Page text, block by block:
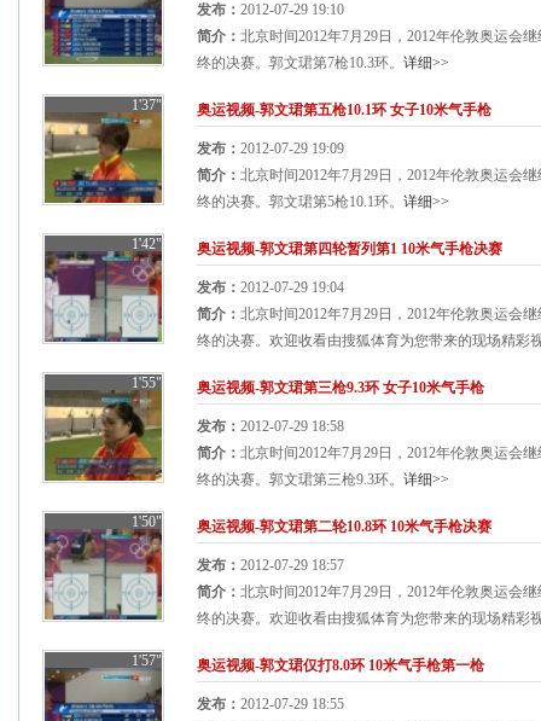
发布： 2012-07-29 19:10
简介： 北京时间2012年7月29日，2012年伦敦奥运会
终的决赛。郭文珺第7枪10.3环。 详细>>
1'37" 奥运视频-郭文珺第五枪10.1环 女子10米气手枪
发布： 2012-07-29 19:09
简介： 北京时间2012年7月29日，2012年伦敦奥运会
终的决赛。郭文珺第5枪10.1环。 详细>>
1'42" 奥运视频-郭文珺第四轮暂列第1 10米气手枪决赛
发布： 2012-07-29 19:04
简介： 北京时间2012年7月29日，2012年伦敦奥运会
终的决赛。欢迎收看由搜狐体育为您带来的现场精彩
1'55" 奥运视频-郭文珺第三枪9.3环 女子10米气手枪
发布： 2012-07-29 18:58
简介： 北京时间2012年7月29日，2012年伦敦奥运会
终的决赛。郭文珺第三枪9.3环。 详细>>
1'50" 奥运视频-郭文珺第二轮10.8环 10米气手枪决赛
发布： 2012-07-29 18:57
简介： 北京时间2012年7月29日，2012年伦敦奥运会
终的决赛。欢迎收看由搜狐体育为您带来的现场精彩
1'57" 奥运视频-郭文珺仅打8.0环 10米气手枪第一枪
发布： 2012-07-29 18:55